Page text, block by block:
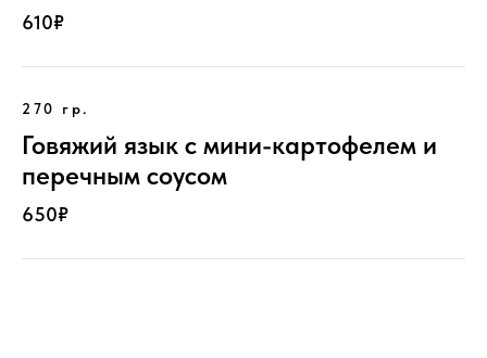
610₽
270 гр.
Говяжий язык с мини-картофелем и
перечным соусом
650₽